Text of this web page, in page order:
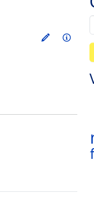
Train this
Info